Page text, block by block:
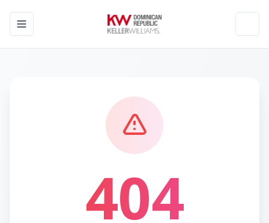
Toggle navigation menu
404